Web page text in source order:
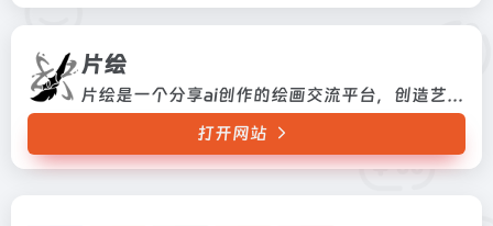
片绘
片绘是一个分享ai创作的绘画交流平台，创造艺术的并不是AI，创造艺术的终究是你我。
打开网站